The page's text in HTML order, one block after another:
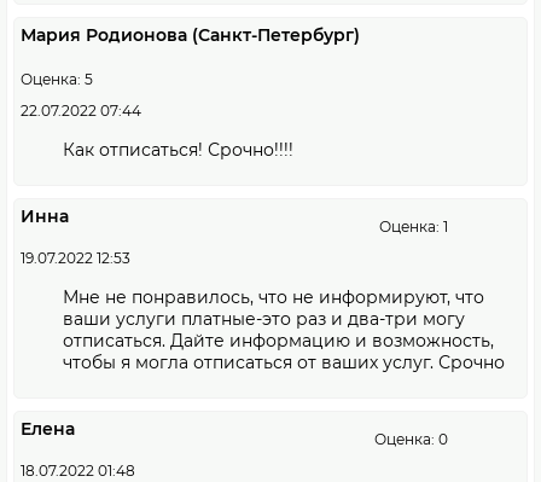
Мария Родионова (Санкт-Петербург)
Оценка: 5
22.07.2022 07:44
Как отписаться! Срочно!!!!
Инна
Оценка: 1
19.07.2022 12:53
Мне не понравилось, что не информируют, что
ваши услуги платные-это раз и два-три могу
отписаться. Дайте информацию и возможность,
чтобы я могла отписаться от ваших услуг. Срочно
Елена
Оценка: 0
18.07.2022 01:48